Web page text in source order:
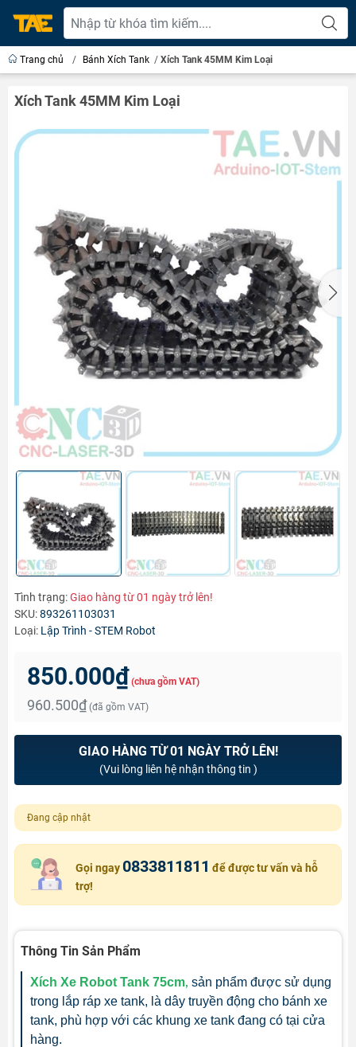
Trang chủ / Bánh Xích Tank / Xích Tank 45MM Kim Loại
Xích Tank 45MM Kim Loại
Tình trạng:Giao hàng từ 01 ngày trở lên!
SKU:893261103031
Loại: Lập Trình - STEM Robot
850.000₫ (chưa gồm VAT)
960.500₫ (đã gồm VAT)
GIAO HÀNG TỪ 01 NGÀY TRỞ LÊN!
(Vui lòng liên hệ nhận thông tin )
Đang cập nhật
Gọi ngay 0833811811 để được tư vấn và hỗ
trợ!
Thông Tin Sản Phẩm
Xích Xe Robot Tank 75cm, sản phẩm được sử dụng
trong lắp ráp xe tank, là dây truyền động cho bánh xe
tank, phù hợp với các khung xe tank đang có tại cửa
hàng.